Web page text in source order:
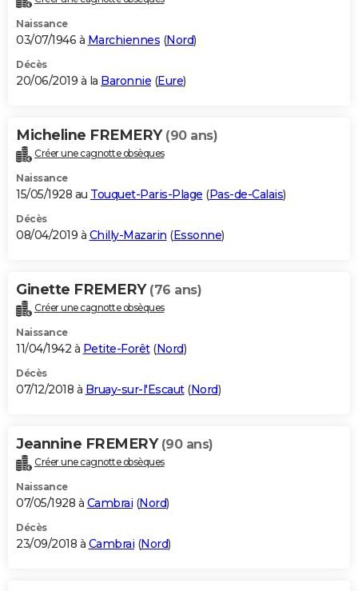
Naissance
03/07/1946 à Marchiennes (Nord)
Décès
20/06/2019 à la Baronnie (Eure)
Micheline FREMERY (90 ans)
Créer une cagnotte obsèques
Naissance
15/05/1928 au Touquet-Paris-Plage (Pas-de-Calais)
Décès
08/04/2019 à Chilly-Mazarin (Essonne)
Ginette FREMERY (76 ans)
Créer une cagnotte obsèques
Naissance
11/04/1942 à Petite-Forêt(Nord)
Décès
07/12/2018 à Bruay-sur-l'Escaut(Nord)
Jeannine FREMERY (90 ans)
Créer une cagnotte obsèques
Naissance
07/05/1928 à Cambrai (Nord)
Décès
23/09/2018 à Cambrai (Nord)